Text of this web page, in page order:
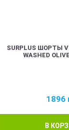
SURPLUS ШОРТЫ
WASHED
1896
В